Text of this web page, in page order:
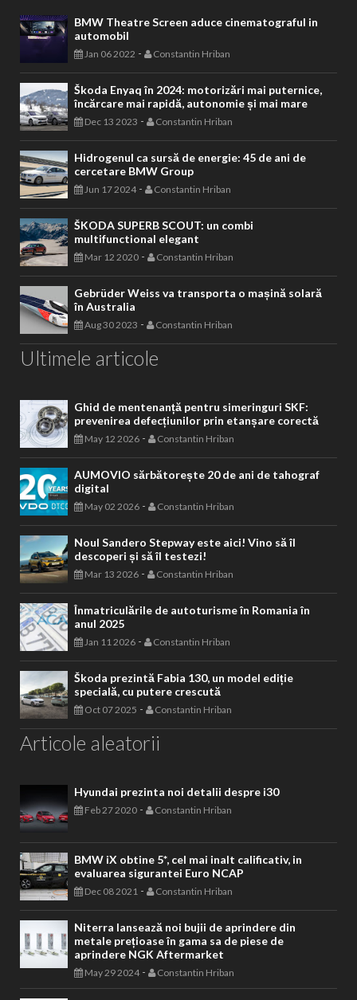
BMW Theatre Screen aduce cinematograful in
automobil
Jan 06 2022 - Constantin Hriban
Škoda Enyaq în 2024: motorizări mai puternice,
încărcare mai rapidă, autonomie și mai mare
Dec 13 2023 - Constantin Hriban
Hidrogenul ca sursă de energie: 45 de ani de
cercetare BMW Group
Jun 17 2024- Constantin Hriban
ŠKODA SUPERB SCOUT: un combi
multifunctional elegant
Mar 12 2020 - Constantin Hriban
Gebrüder Weiss va transporta o mașină solară
în Australia
Aug 30 2023 - Constantin Hriban
Ultimele articole
Ghid de mentenanță pentru simeringuri SKF:
prevenirea defecțiunilor prin etanșare corectă
May 12 2026 - Constantin Hriban
AUMOVIO sărbătorește 20 de ani de tahograf
digital
May 02 2026 - Constantin Hriban
Noul Sandero Stepway este aici! Vino să îl
descoperi și să îl testezi!
Mar 13 2026 - Constantin Hriban
Înmatriculările de autoturisme în Romania în
anul 2025
Jan 11 2026 - Constantin Hriban
Škoda prezintă Fabia 130, un model ediție
specială, cu putere crescută
Oct 07 2025 - Constantin Hriban
Articole aleatorii
Hyundai prezinta noi detalii despre i30
Feb 27 2020 - Constantin Hriban
BMW iX obtine 5*, cel mai inalt calificativ, in
evaluarea sigurantei Euro NCAP
Dec 08 2021 - Constantin Hriban
Niterra lansează noi bujii de aprindere din
metale prețioase în gama sa de piese de
aprindere NGK Aftermarket
May 29 2024- Constantin Hriban